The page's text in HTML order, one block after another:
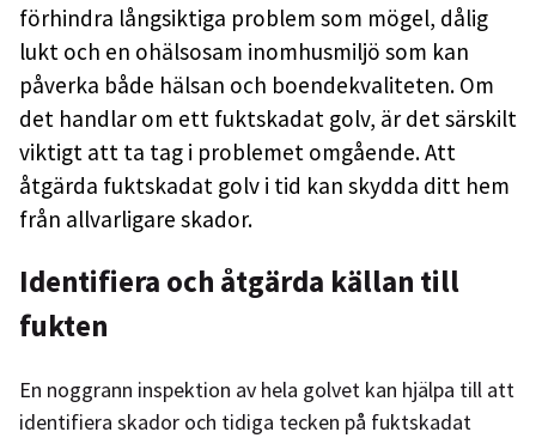
förhindra långsiktiga problem som mögel, dålig
lukt och en ohälsosam inomhusmiljö som kan
påverka både hälsan och boendekvaliteten. Om
det handlar om ett fuktskadat golv, är det särskilt
viktigt att ta tag i problemet omgående. Att
åtgärda fuktskadat golv i tid kan skydda ditt hem
från allvarligare skador.
Identifiera och åtgärda källan till
fukten
En noggrann inspektion av hela golvet kan hjälpa till att
identifiera skador och tidiga tecken på fuktskadat